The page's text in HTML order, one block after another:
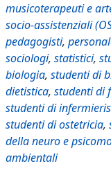
musicoterapeuti e
socio-assistenziali
pedagogisti,
sociologi, statistici,
biologia, studenti di
dietistica, studenti di
studenti di
studenti di ostetricia,
della neuro e
ambientali